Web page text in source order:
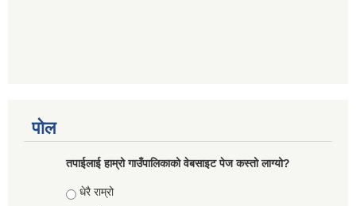
पोल
तपाईलाई हाम्रो गाउँपालिकाको वेबसाइट पेज कस्तो लाग्यो?
Choices
धेरै राम्रो